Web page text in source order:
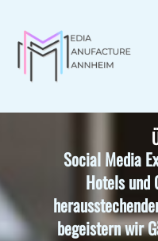
Social Media
Hotels und
begeistern wir